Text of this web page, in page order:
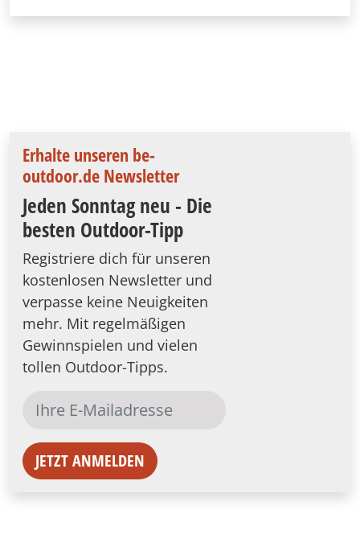
Erhalte unseren be-
outdoor.de Newsletter
Jeden Sonntag neu - Die
besten Outdoor-Tipp
Registriere dich für unseren
kostenlosen Newsletter und
verpasse keine Neuigkeiten
mehr. Mit regelmäßigen
Gewinnspielen und vielen
tollen Outdoor-Tipps.
JETZT ANMELDEN